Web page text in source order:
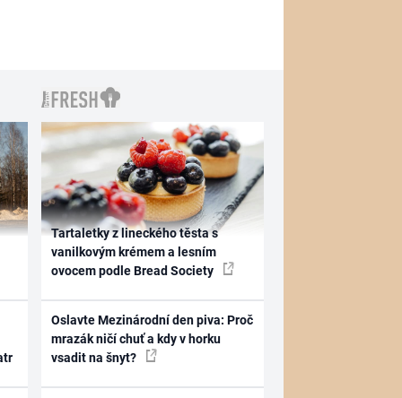
Tartaletky z lineckého těsta s
vanilkovým krémem a lesním
ovocem podle Bread Society
Oslavte Mezinárodní den piva: Proč
mrazák ničí chuť a kdy v horku
vsadit na šnyt?